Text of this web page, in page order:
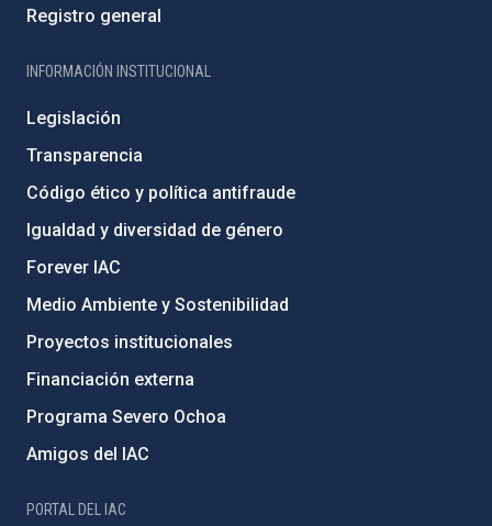
Registro general
INFORMACIÓN INSTITUCIONAL
Legislación
Transparencia
Código ético y política antifraude
Igualdad y diversidad de género
Forever IAC
Medio Ambiente y Sostenibilidad
Proyectos institucionales
Financiación externa
Programa Severo Ochoa
Amigos del IAC
PORTAL DEL IAC